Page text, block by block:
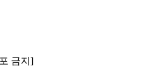
금지]